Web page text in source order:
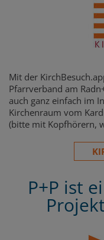
Mit der
Pfarrverband am
auch ganz einfach im
Kirchenraum vom
(bitte mit Kopfhörern,
P+P ist